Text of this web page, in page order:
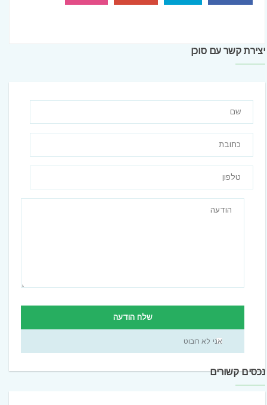
יצירת קשר עם סוכן
אני לא רובוט
שלח הודעה
נכסים קשורים